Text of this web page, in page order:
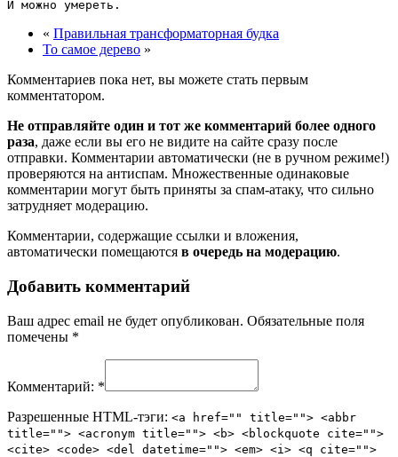
« Правильная трансформаторная будка
То самое дерево »
Комментариев пока нет, вы можете стать первым
комментатором.
Не отправляйте один и тот же комментарий более одного
раза, даже если вы его не видите на сайте сразу после
отправки. Комментарии автоматически (не в ручном режиме!)
проверяются на антиспам. Множественные одинаковые
комментарии могут быть приняты за спам-атаку, что сильно
затрудняет модерацию.
Комментарии, содержащие ссылки и вложения,
автоматически помещаются в очередь на модерацию.
Добавить комментарий
Ваш адрес email не будет опубликован. Обязательные поля
помечены *
Комментарий: *
Разрешенные HTML-тэги: <a href="" title=""> <abbr
title=""> <acronym title=""> <b> <blockquote cite="">
<cite> <code> <del datetime=""> <em> <i> <q cite="">